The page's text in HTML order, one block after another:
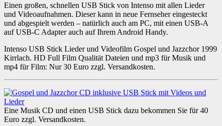
Einen großen, schnellen USB Stick von Intenso mit allen Lieder
und Videoaufnahmen. Dieser kann in neue Fernseher eingesteckt
und abgespielt werden – natürlich auch am PC, mit einen USB-A
auf USB-C Adapter auch auf Ihrem Android Handy.
Intenso USB Stick Lieder und Videofilm Gospel und Jazzchor 1999
Kirrlach. HD Full Film Qualität Dateien und mp3 für Musik und
mp4 für Film: Nur 30 Euro zzgl. Versandkosten.
Eine Musik CD und einen USB Stick dazu bekommen Sie für 40
Euro zzgl. Versandkosten.